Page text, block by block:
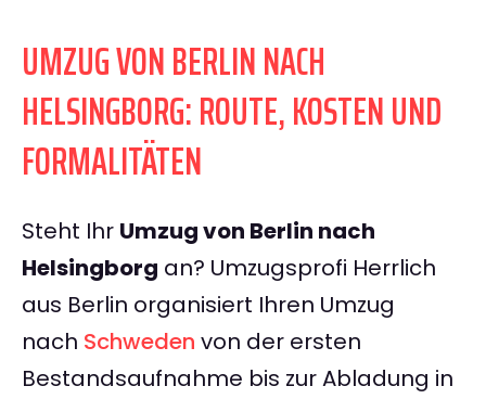
UMZUG VON BERLIN NACH
HELSINGBORG: ROUTE, KOSTEN UND
FORMALITÄTEN
Steht Ihr Umzug von Berlin nach
Helsingborg an? Umzugsprofi Herrlich
aus Berlin organisiert Ihren Umzug
nach Schweden von der ersten
Bestandsaufnahme bis zur Abladung in